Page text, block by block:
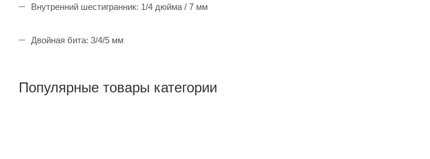
Внутренний шестигранник: 1/4 дюйма / 7 мм
Двойная бита: 3/4/5 мм
Популярные товары категории